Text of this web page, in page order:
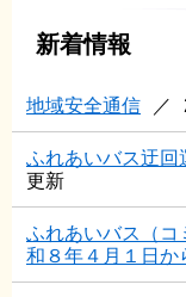
新着情報
地域安全通信
ふれあいバス迂回
更新
ふれあいバス（コ
和８年４月１日か